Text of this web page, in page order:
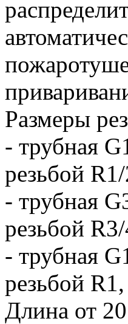
Размеры
- трубная
резьбой
- трубная
резьбой
- трубная
резьбой
Длина от